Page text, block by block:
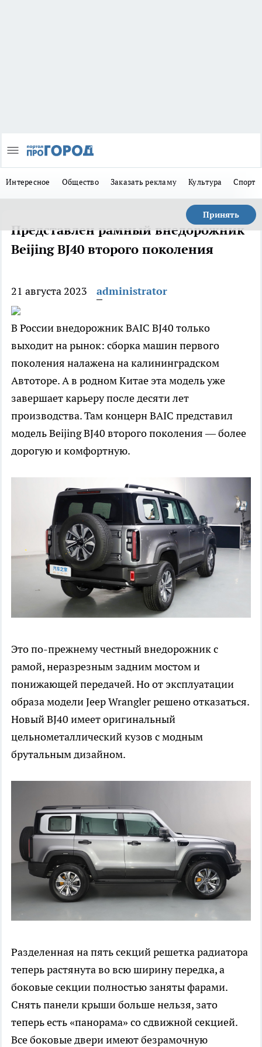
Интересное Общество Заказать рекламу Культура Спорт
Принять
Представлен рамный внедорожник
Beijing BJ40 второго поколения
21 августа 2023 administrator
В России внедорожник BAIC BJ40 только
выходит на рынок: сборка машин первого
поколения налажена на калининградском
Автоторе. А в родном Китае эта модель уже
завершает карьеру после десяти лет
производства. Там концерн BAIC представил
модель Beijing BJ40 второго поколения — более
дорогую и комфортную.
Это по-прежнему честный внедорожник с
рамой, неразрезным задним мостом и
понижающей передачей. Но от эксплуатации
образа модели Jeep Wrangler решено отказаться.
Новый BJ40 имеет оригинальный
цельнометаллический кузов с модным
брутальным дизайном.
Разделенная на пять секций решетка радиатора
теперь растянута во всю ширину передка, а
боковые секции полностью заняты фарами.
Снять панели крыши больше нельзя, зато
теперь есть «панорама» со сдвижной секцией.
Все боковые двери имеют безрамочную